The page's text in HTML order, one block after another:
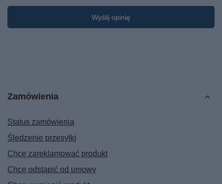
Wyślij opinię
Zamówienia
Status zamówienia
Śledzenie przesyłki
Chcę zareklamować produkt
Chcę odstąpić od umowy